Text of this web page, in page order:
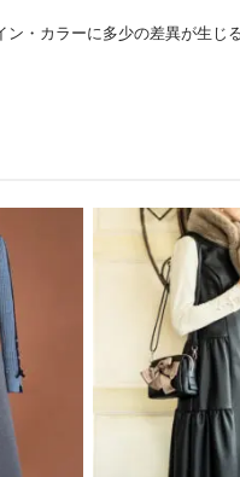
・カラーに多少の差異が生じ